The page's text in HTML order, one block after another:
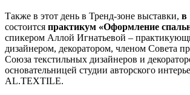
Также в этот день в Тренд-зоне выставки, в
состоится практикум «Оформление
спикером Аллой Игнатьевой –
дизайнером, декоратором, членом Совета
Союза текстильных дизайнеров и
основательницей студии авторского
AL.TEXTILE.